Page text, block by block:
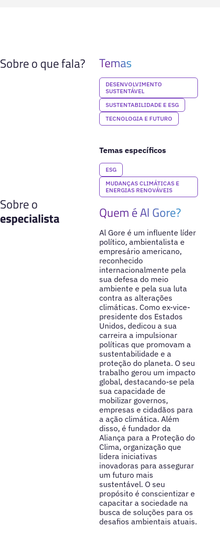
Sobre o que fala? Temas
DESENVOLVIMENTO
SUSTENTÁVEL
SUSTENTABILIDADE E ESG
TECNOLOGIA E FUTURO
Temas específicos
ESG
MUDANÇAS CLIMÁTICAS E
ENERGIAS RENOVÁVEIS
Sobre o
especialista
Quem é Al Gore?
Al Gore é um influente líder
político, ambientalista e
empresário americano,
reconhecido
internacionalmente pela
sua defesa do meio
ambiente e pela sua luta
contra as alterações
climáticas. Como ex-vice-
presidente dos Estados
Unidos, dedicou a sua
carreira a impulsionar
políticas que promovam a
sustentabilidade e a
proteção do planeta. O seu
trabalho gerou um impacto
global, destacando-se pela
sua capacidade de
mobilizar governos,
empresas e cidadãos para
a ação climática. Além
disso, é fundador da
Aliança para a Proteção do
Clima, organização que
lidera iniciativas
inovadoras para assegurar
um futuro mais
sustentável. O seu
propósito é conscientizar e
capacitar a sociedade na
busca de soluções para os
desafios ambientais atuais.